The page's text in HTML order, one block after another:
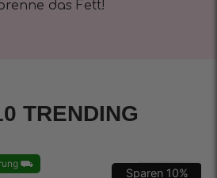
das Fett!
TRENDING
⛟
Sparen 10%